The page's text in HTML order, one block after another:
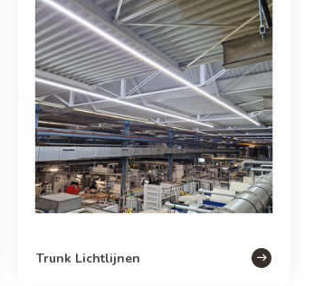
Trunk Lichtlijnen